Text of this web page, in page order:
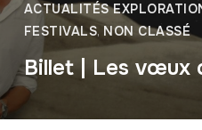
ACTUALITÉS
FESTIVALS, NON CLASSÉ
Billet | Les vœux